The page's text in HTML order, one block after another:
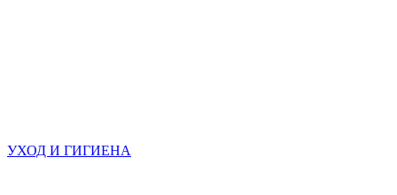
УХОД И ГИГИЕНА